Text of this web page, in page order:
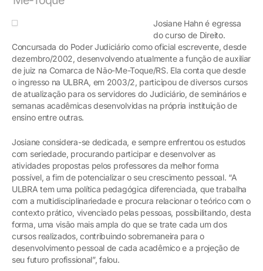
Josiane Hahn é egressa
do curso de Direito.
Concursada do Poder Judiciário como oficial escrevente, desde
dezembro/2002, desenvolvendo atualmente a função de auxiliar
de juiz na Comarca de Não-Me-Toque/RS. Ela conta que desde
o ingresso na ULBRA, em 2003/2, participou de diversos cursos
de atualização para os servidores do Judiciário, de seminários e
semanas acadêmicas desenvolvidas na própria instituição de
ensino entre outras.
Josiane considera-se dedicada, e sempre enfrentou os estudos
com seriedade, procurando participar e desenvolver as
atividades propostas pelos professores da melhor forma
possível, a fim de potencializar o seu crescimento pessoal. “A
ULBRA tem uma política pedagógica diferenciada, que trabalha
com a multidisciplinariedade e procura relacionar o teórico com o
contexto prático, vivenciado pelas pessoas, possibilitando, desta
forma, uma visão mais ampla do que se trate cada um dos
cursos realizados, contribuindo sobremaneira para o
desenvolvimento pessoal de cada acadêmico e a projeção de
seu futuro profissional”, falou.